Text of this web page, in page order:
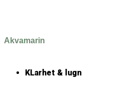
Akvamarin
KLarhet & lugn